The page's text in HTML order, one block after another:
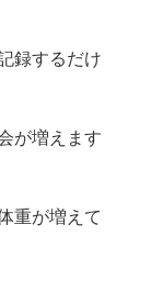
録するだけ
が増えます
重が増えて